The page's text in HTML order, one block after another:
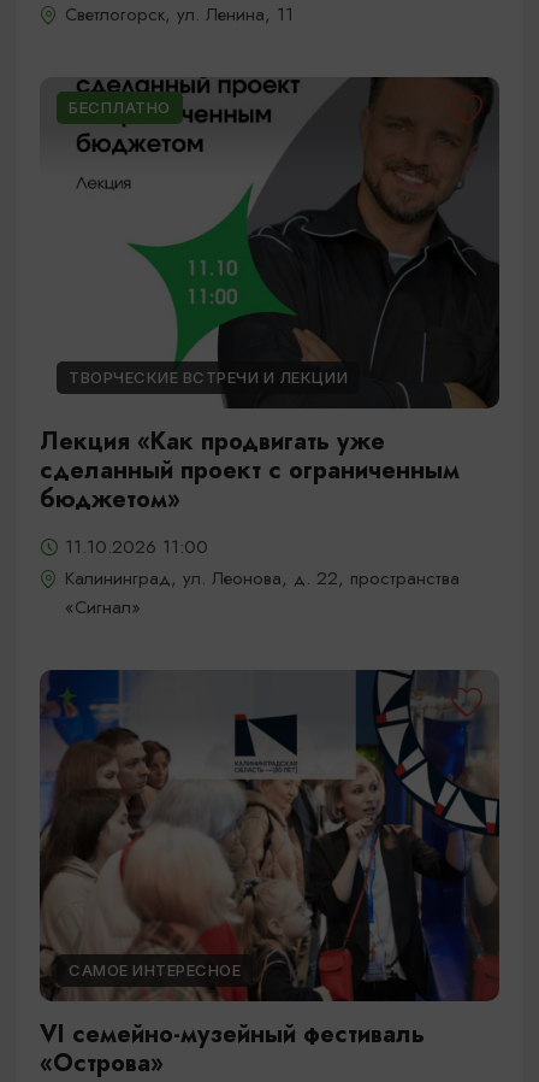
Светлогорск, ул. Ленина, 11
БЕСПЛАТНО
ТВОРЧЕСКИЕ ВСТРЕЧИ И ЛЕКЦИИ
Лекция «Как продвигать уже
сделанный проект с ограниченным
бюджетом»
11.10.2026 11:00
Калининград, ул. Леонова, д. 22, пространства
«Сигнал»
САМОЕ ИНТЕРЕСНОЕ
VI семейно-музейный фестиваль
«Острова»